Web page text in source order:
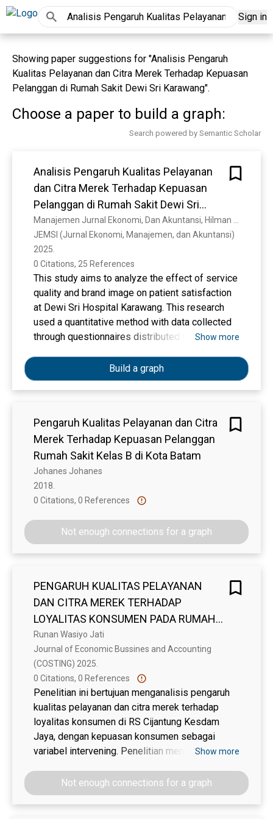
Sign in
Showing paper suggestions for "Analisis Pengaruh
Kualitas Pelayanan dan Citra Merek Terhadap Kepuasan
Pelanggan di Rumah Sakit Dewi Sri Karawang".
Choose a paper to build a graph:
Search powered by Semantic Scholar
Analisis Pengaruh Kualitas Pelayanan
dan Citra Merek Terhadap Kepuasan
Pelanggan di Rumah Sakit Dewi Sri
Karawang
JEMSI (Jurnal Ekonomi, Manajemen, dan Akuntansi)
2025.
0 Citations, 25 References
This study aims to analyze the effect of service
quality and brand image on patient satisfaction
at Dewi Sri Hospital Karawang. This research
used a quantitative method with data collected
through questionnaires distributed to 111
used Slovin formula with a 5% margin of error.
The data were analyzed using multiple linear
regression. The results showed that service
satisfaction with a t-value of 6.484 (p < 0.001),
while brand image also had a significant effect
with a t-value of 2.573 (p = 0.011).
Simultaneously, both variables influenced
patient satisfaction with an F-value of 44.322 (p
< 0.001) and an R² of 45.1%. These findings
influencing patient satisfaction than brand
image. The study emphasizes the importance of
improving service quality as the main strategy
loyalty.
Show more
Build a graph
Pengaruh Kualitas Pelayanan dan Citra
Merek Terhadap Kepuasan Pelanggan
Rumah Sakit Kelas B di Kota Batam
Johanes Johanes
2018.
0 Citations, 0 References
Not enough connections for a graph
PENGARUH KUALITAS PELAYANAN
DAN CITRA MEREK TERHADAP
LOYALITAS KONSUMEN PADA RUMAH
SAKIT CIJANTUNG KESDAM JAYA
DENGAN KEPUASAN KONSUMEN
SEBAGAI VARIABEL INTERVENING
Runan Wasiyo Jati
Journal of Economic Bussines and Accounting
(COSTING) 2025.
0 Citations, 0 References
Penelitian ini bertujuan menganalisis pengaruh
kualitas pelayanan dan citra merek terhadap
loyalitas konsumen di RS Cijantung Kesdam
Jaya, dengan kepuasan konsumen sebagai
variabel intervening. Penelitian menggunakan
responden dan teknik pengumpulan data berupa
kuesioner. Analisis data meliputi uji validitas,
reliabilitas, analisis deskriptif, asumsi klasik,
Show more
Not enough connections for a graph